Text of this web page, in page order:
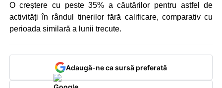
O creștere cu peste 35% a căutărilor pentru astfel de
activități în rândul tinerilor fără calificare, comparativ cu
perioada similară a lunii trecute.
Adaugă-ne ca sursă preferată